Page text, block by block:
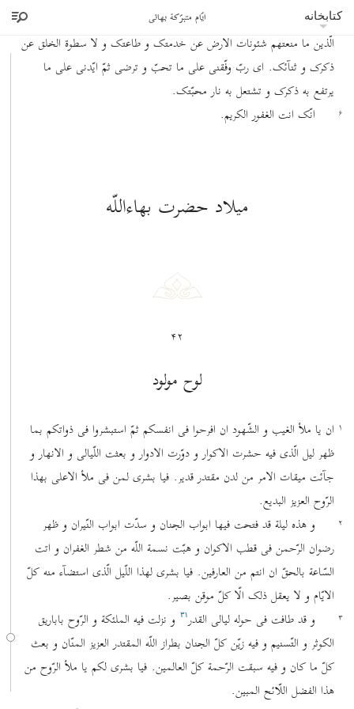
کتابخانه ایّام متبرّکۀ بهائی
فی کلّ الاحوال متمسّکاً بحبل الطافک و متشبّثاً بذیل مواهبک ثمّ اجعلنی من
الّذین ما منعتهم شئونات الارض عن خدمتک و طاعتک و لا سطوة الخلق عن
ذکرک و ثنآئک. ای ربّ وفّقنی علی ما تحبّ و ترضی ثمّ ایّدنی علی ما
یرتفع به ذکرک و تشتعل به نار محبّتک.
۶۶ انّک انت الغفور الکریم.
میلاد حضرت بهاء‌اللّه
۴۲
لوح مولود
۱۱ ان یا ملأ الغیب و الشّهود ان افرحوا فی انفسکم ثمّ استبشروا فی ذواتکم بما
ظهر لیل الّذی فیه حشرت الاکوار و دوّرت الادوار و بعثت اللّیالی و الانهار و
جآئت میقات الامر من لدن مقتدر قدیر. فیا بشری لمن فی ملأ الاعلی بهذا
الرّوح العزیز البدیع.
۲۲
و هذه لیلة قد فتحت فیها ابواب الجنان و سدّت ابواب النّیران و ظهر
رضوان الرّحمن فی قطب الاکوان و هبّت نسمة اللّه من شطر الغفران و اتت
السّاعة بالحقّ ان انتم من العارفین. فیا بشری لهذا اللّیل الّذی استضآء منه کلّ
الایّام و لا یعقل ذلک الّا کلّ موقن بصیر.
۳
۳ و قد طافت فی حوله لیالی القدر۳۱
و نزلت فیه الملئکة و الرّوح باباریق
الکوثر و التّسنیم و فیه زیّن کلّ الجنان بطراز اللّه المقتدر العزیز المنّان و بعث
کلّ ما کان و فیه سبقت الرّحمة کلّ العالمین. فیا بشری لکم یا ملأ الرّوح من
هذا الفضل اللّائح المبین.